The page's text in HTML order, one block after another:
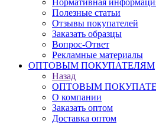
Нормативная
Полезные статьи
Отзывы покупателей
Заказать образцы
Вопрос-Ответ
Рекламные материалы
ОПТОВЫМ ПОКУПАТЕЛЯМ
Назад
ОПТОВЫМ
О компании
Заказать оптом
Доставка оптом